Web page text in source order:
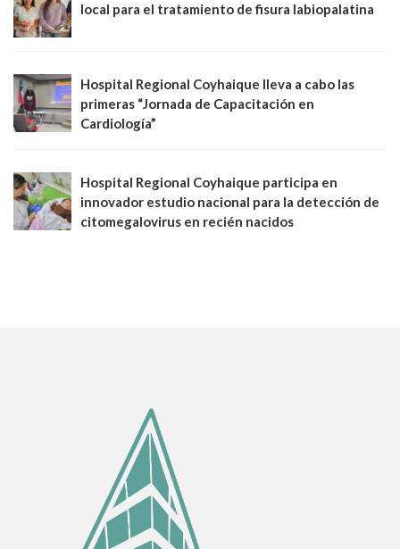
local para el tratamiento de fisura labiopalatina
Hospital Regional Coyhaique lleva a cabo las
primeras “Jornada de Capacitación en
Cardiología”
Hospital Regional Coyhaique participa en
innovador estudio nacional para la detección de
citomegalovirus en recién nacidos